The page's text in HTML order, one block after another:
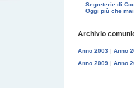
Segreterie di
Oggi più che
Archivio
Anno 2003 | Anno
Anno 2009 | Anno